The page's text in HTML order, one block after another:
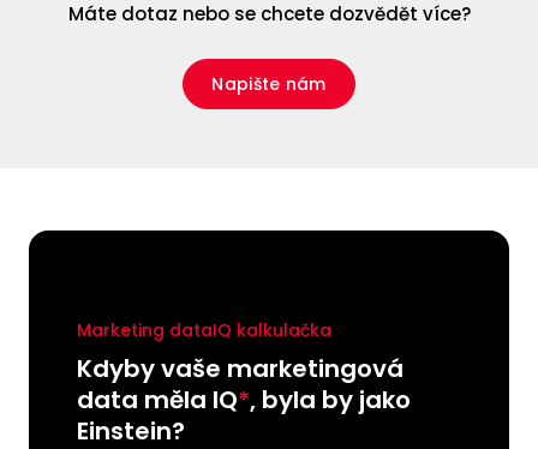
Máte dotaz nebo se chcete dozvědět více?
Napište nám
Marketing dataIQ kalkulačka
Kdyby vaše marketingová
data měla IQ*, byla by jako
Einstein?